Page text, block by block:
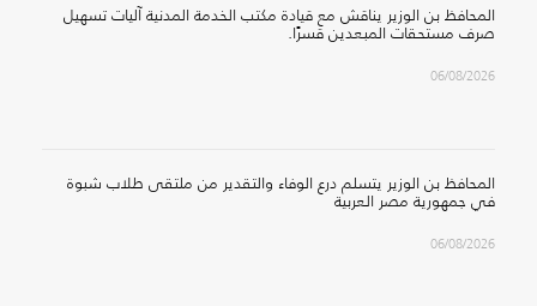
المحافظ بن الوزير يناقش مع قيادة مكتب الخدمة المدنية آليات تسهيل
صرف مستحقات المبعدين قسرًا.
06/08/2026
المحافظ بن الوزير يتسلم درع الوفاء والتقدير من ملتقى طلاب شبوة
في جمهورية مصر العربية
06/08/2026